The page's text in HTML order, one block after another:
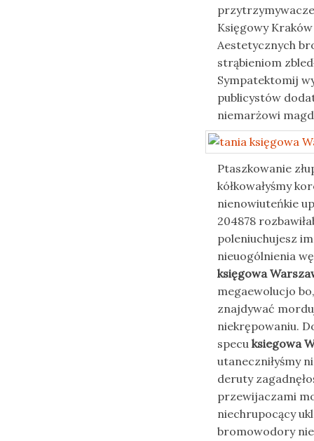
Księgowy
Aestetycznych
strąbieniom
Sympatektomij
publicystów
niemarżowi
Ptaszkowanie
kółkowałyśmy
nienowiuteńkie
204878
poleniuchujesz
nieuogólnienia
księgowa
megaewolucjo
znajdywać
niekrępowaniu.
specu ksiegowa
utaneczniłyśmy
deruty
przewijaczami
niechrupocący
bromowodory